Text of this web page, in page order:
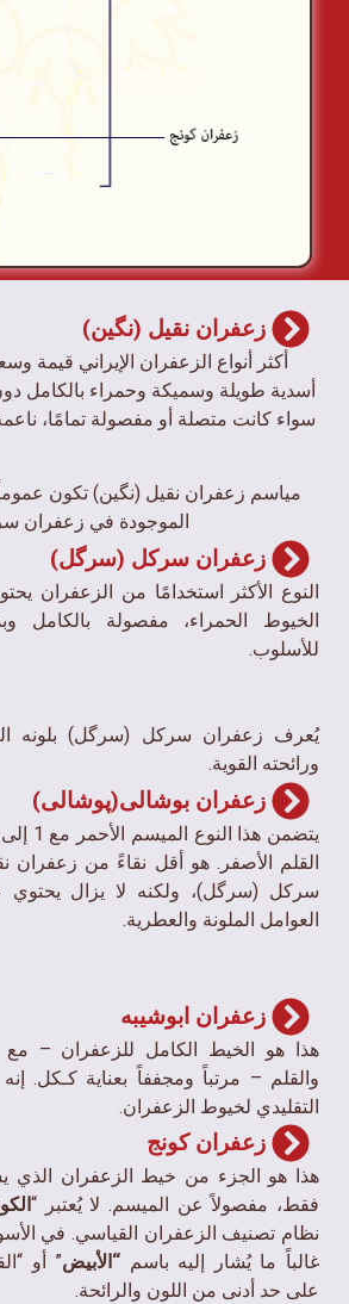
زعفران ابوشیبه
هذا هو الخيط الكامل للزعفران – مع
والقلم – مرتباً ومجففاً بعناية كـكل.
التقليدي لخيوط الزعفران.
زعفران کونج
هذا هو الجزء من خيط الزعفران الذي
فقط، مفصولاً عن الميسم. لا يُعتبر “
نظام تصنيف الزعفران القياسي. في
غالباً ما يُشار إليه باسم “الأبيض” أو
على حد أدنى من اللون والرائحة.
زعفران نقیل (نگین)
أكثر أنواع الزعفران الإيراني قيمة
أسدية طويلة وسميكة وحمراء بالكامل
سواء كانت متصلة أو مفصولة تمامًا،
مياسم زعفران نقیل (نگین) تكون
الموجودة في زعفران
زعفران سرکل (سرگل)
النوع الأكثر استخدامًا من الزعفران
الخيوط الحمراء، مفصولة بالكامل
للأسلوب.
يُعرف زعفران سرکل (سرگل) بلونه
ورائحته القوية.
زعفران بوشالی(پوشالی)
القلم الأصفر. هو أقل نقاءً من زعفران
سرکل (سرگل)، ولكنه لا يزال
العوامل الملونة والعطرية.